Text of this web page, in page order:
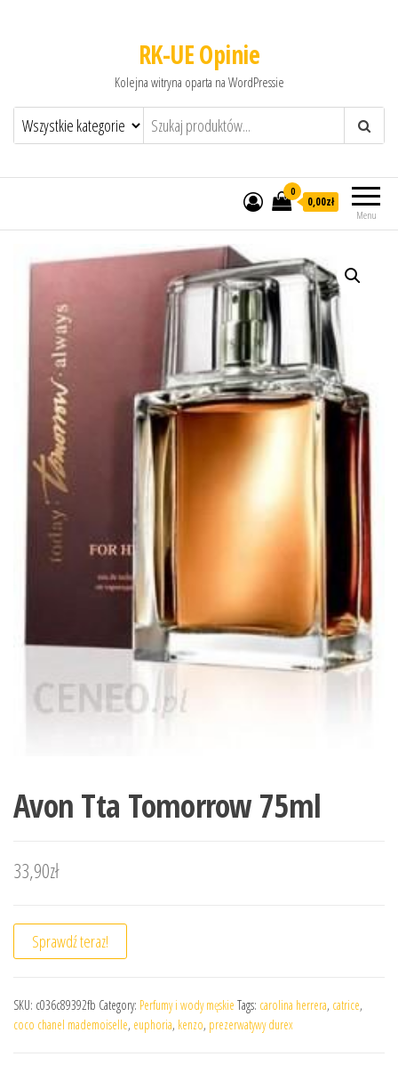
RK-UE Opinie
Kolejna witryna oparta na WordPressie
Menu
0
0,00zł
Avon Tta Tomorrow 75ml
33,90zł
Sprawdź teraz!
SKU: c036c89392fb Category: Perfumy i wody męskie Tags: carolina herrera, catrice,
coco chanel mademoiselle, euphoria, kenzo, prezerwatywy durex